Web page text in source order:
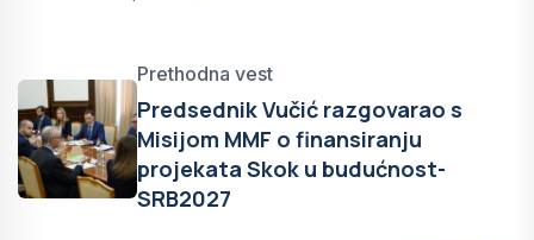
Prethodna vest
Predsednik Vučić razgovarao s
Misijom MMF o finansiranju
projekata Skok u budućnost-
SRB2027